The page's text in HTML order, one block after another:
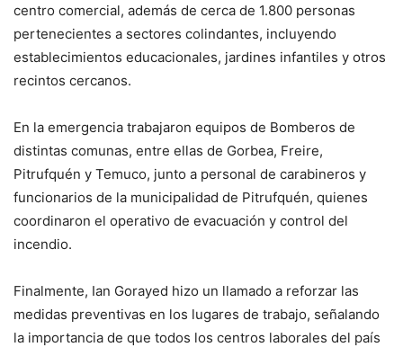
centro comercial, además de cerca de 1.800 personas
pertenecientes a sectores colindantes, incluyendo
establecimientos educacionales, jardines infantiles y otros
recintos cercanos.
En la emergencia trabajaron equipos de Bomberos de
distintas comunas, entre ellas de Gorbea, Freire,
Pitrufquén y Temuco, junto a personal de carabineros y
funcionarios de la municipalidad de Pitrufquén, quienes
coordinaron el operativo de evacuación y control del
incendio.
Finalmente, Ian Gorayed hizo un llamado a reforzar las
medidas preventivas en los lugares de trabajo, señalando
la importancia de que todos los centros laborales del país